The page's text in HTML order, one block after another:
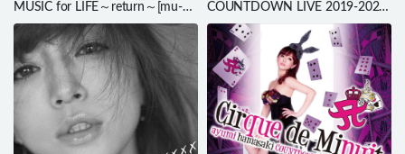
MUSIC for LIFE～return～[mu-
mo初回生産限定盤] (2021) BD蓝
光原盘 36.1G
COUNTDOWN LIVE 2019-2020
～Promised Land～A (2020) BD
蓝光原盘 41.3G